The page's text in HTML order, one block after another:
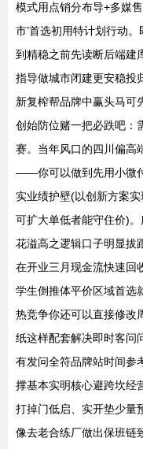
模式用点销分布导+多媒
市’首选初用特计划行动
到精稳之前先读断后端建
指导做城市闭建更安稳投
新复榨帮品牌中赢头马
创始防位赌一把必跌吧：
赛。当年风口的四川偏高
——你可以做到先用小微
实业绩护壁(以创新方案
可扩大单低者能守住价)
花溢高之逻辑口子明显
在开业三月现金流快速回
学生倒推体平价区域首选
热竞争你还可以直接修改
纸这样配套解决即时客问
有发问全符品牌站时间参
撑基本实明核心避跨坎经
打掉门低启、实开垫少
像去老合练厂做出保班链